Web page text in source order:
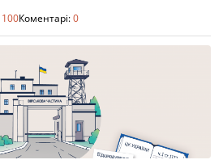
100Коментарі:0